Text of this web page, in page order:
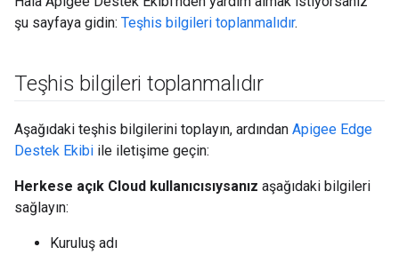
şu sayfaya gidin: Teşhis bilgileri toplanmalıdır.
Teşhis bilgileri toplanmalıdır
Aşağıdaki teşhis bilgilerini toplayın, ardından Apigee Edge
Destek Ekibi ile iletişime geçin:
Herkese açık Cloud kullanıcısıysanız aşağıdaki bilgileri
sağlayın:
Kuruluş adı